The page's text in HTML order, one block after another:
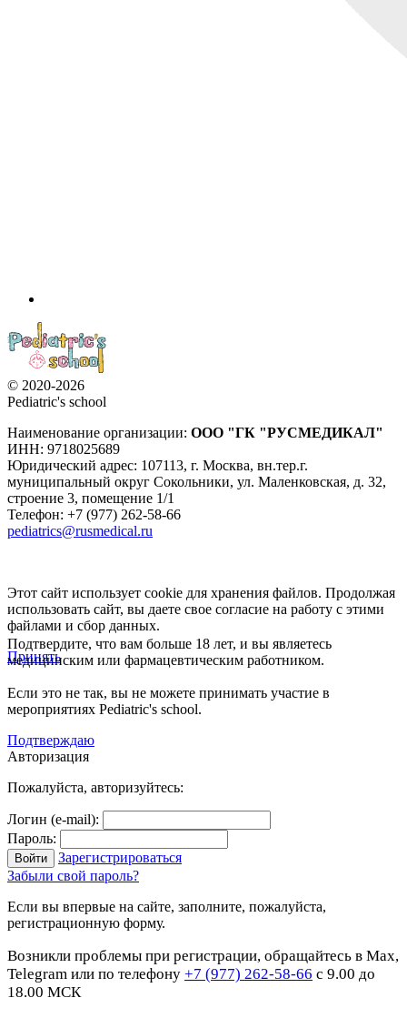
© 2020-2026
Pediatric's school
Наименование организации: ООО "ГК "РУСМЕДИКАЛ"
ИНН: 9718025689
Юридический адрес: 107113, г. Москва, вн.тер.г.
муниципальный округ Сокольники, ул. Маленковская, д. 32,
строение 3, помещение 1/1
Телефон: +7 (977) 262-58-66
pediatrics@rusmedical.ru
Этот сайт использует cookie для хранения файлов. Продолжая
использовать сайт, вы даете свое согласие на работу с этими
файлами и сбор данных.
Принять
Подтвердите, что вам больше 18 лет, и вы являетесь
медицинским или фармацевтическим работником.
Если это не так, вы не можете принимать участие в
мероприятиях Pediatric's school.
Подтверждаю
Авторизация
Пожалуйста, авторизуйтесь:
Логин (e-mail):
Пароль:
Зарегистрироваться
Забыли свой пароль?
Если вы впервые на сайте, заполните, пожалуйста,
регистрационную форму.
Возникли проблемы при регистрации, обращайтесь в Max,
Telegram или по телефону +7 (977) 262-58-66 с 9.00 до
18.00 МСК